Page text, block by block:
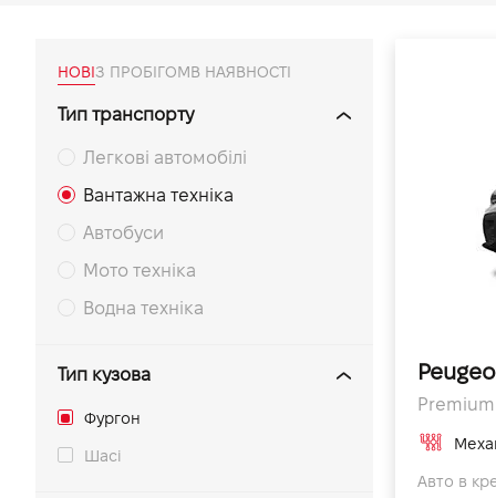
НОВІЗ ПРОБІГОМВ НАЯВНОСТІ
Тип транспорту
Легкові автомобілі
Вантажна техніка
Автобуси
Мото техніка
Водна техніка
Тип кузова
Фургон
Шасі
Premium
Авто в